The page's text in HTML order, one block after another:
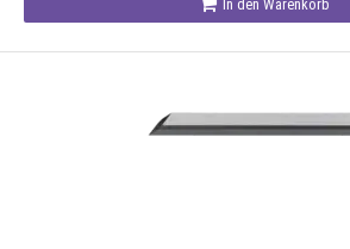
In den Warenkorb